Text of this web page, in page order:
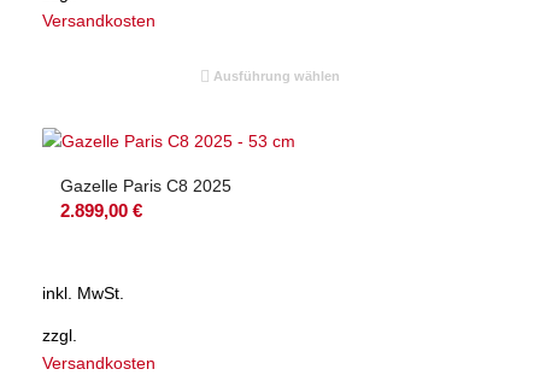
Versandkosten
Ausführung wählen
Gazelle Paris C8 2025
2.899,00 €
inkl. MwSt.
zzgl.
Versandkosten